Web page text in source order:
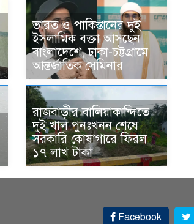
ভারত ও পাকিস্তানের দুই
ইসলামিক বক্তা আসছেন
বাংলাদেশে, ঢাকা-চট্টগ্রামে
আন্তর্জাতিক সেমিনার
রাজবাড়ীর বালিয়াকান্দিতে
দুই খাল পুনঃখনন শেষে
সরকারি কোষাগারে ফিরল
১৭ লাখ টাকা
Facebook